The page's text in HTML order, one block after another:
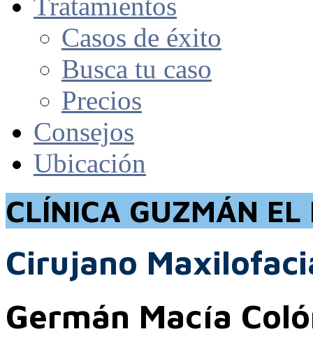
Casos de éxito
Busca tu caso
Precios
Consejos
Ubicación
CLÍNICA GUZMÁN EL
Cirujano
Germán Macía